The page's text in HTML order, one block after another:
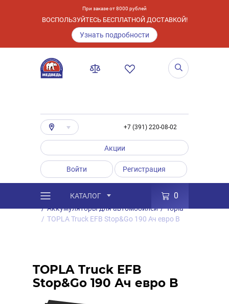
При заказе от 8000 рублей
ВОСПОЛЬЗУЙТЕСЬ БЕСПЛАТНОЙ ДОСТАВКОЙ!
Узнать подробности
+7 (391) 220-08-02
Акции
Войти Регистрация
КАТАЛОГ 0
Каталог / Товары
Аккумуляторы
/ Аккумуляторы для автомобилей / Topla
/ TOPLA Truck EFB Stop&Go 190 Ач евро B
TOPLA Truck EFB
Stop&Go 190 Ач евро B